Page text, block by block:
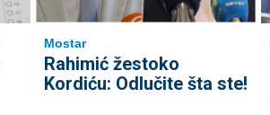
Mostar
Rahimić žestoko
Kordiću: Odlučite šta ste!